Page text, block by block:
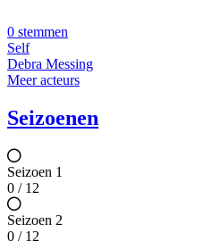
0 stemmen
Self
Debra Messing
Meer acteurs
Seizoenen
Seizoen 1
0 / 12
Seizoen 2
0 / 12